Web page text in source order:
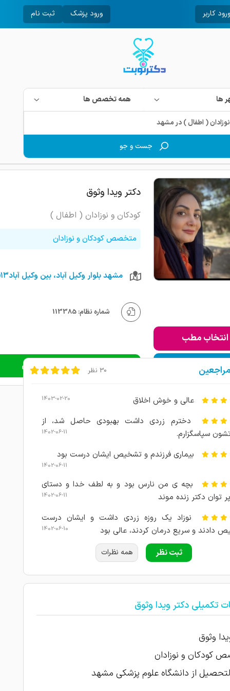
ورود کاربر ورود پزشک ثبت نام
ها همه تخصص ها
جست و جو
انتخاب مطب
به لیست من
دکتر ویدا وثوق
کودکان و نوزادان ( اطفال )
متخصص کودکان و نوزادان
شماره نظام: 113385
دریافت نوبت اینترنتی 30 نظر
عالی و خوش اخلاق 1403-02-20
دخترم زردی داشت بهبودی حاصل شد، از
سپاسگزارم.
1402-06-11
بیماری فرزندم و تشخیص ایشان درست بود
1402-06-11
بچه ی من نارس بود و به لطف خدا و دستای
توان دکتر زنده موند
1402-06-11
نوزاد یک روزه زردی داشت و ایشان درست
دادند و سریع درمان کردند، عالی بود
1402-06-10
دکتر عالی و با سواد دخترم از بچگی تحت نظر
تشخیص ایشان خیلی خوب بود و به موقع اقدام
یکی از بهترین های فوق تخصص کودک این شهر
هستن. هربار که بچه هامو بردم راضی برگشتم از مطبشون
پسرم بسیار بی اشتها بود و وزن کمی داشت. با
درست دکتر خوشبختانه رفع شد
ثبت نظر همه نظرات
تکمیلی دکتر ویدا وثوق
وثوق
کودکان و نوزادان
از دانشگاه علوم پزشکی مشهد